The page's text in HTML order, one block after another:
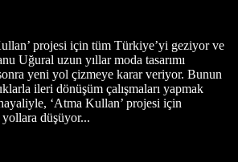
projesi için tüm Türkiye’yi geziyor ve
Uğural uzun yıllar moda tasarımı
yeni yol çizmeye karar veriyor. Bunun
ileri dönüşüm çalışmaları yapmak
‘Atma Kullan’ projesi için
yollara düşüyor...